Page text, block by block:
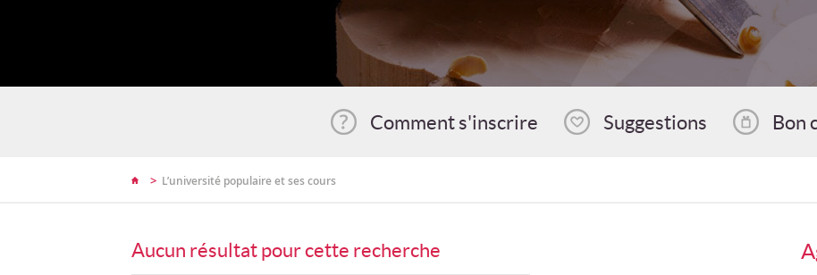
Comment s'inscrire Suggestions Bon
> L’université populaire et ses cours
Aucun résultat pour cette recherche